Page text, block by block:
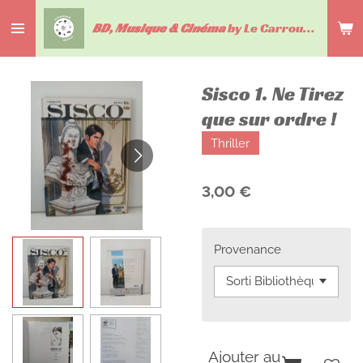
au
contenu
BD, Musique & Cinémaby Le Carrousel du livre
Sisco 1. Ne Tirez
que sur ordre !
Thriller
3,00 €
Provenance
Ajouter au